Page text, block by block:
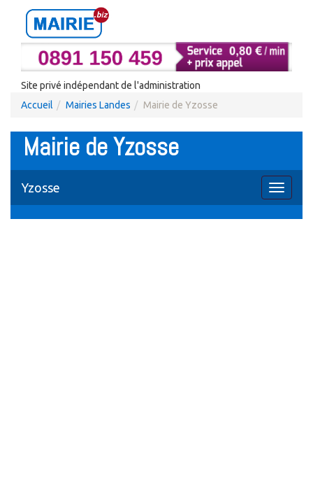
Site privé indépendant de l'administration
Accueil
Mairies Landes Mairie de Yzosse
Mairie de Yzosse
Toggle
Yzosse